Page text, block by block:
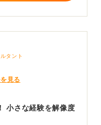
タント
見る
小さな経験を解像度